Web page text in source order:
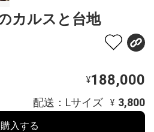
カルスと台地
¥188,000
配送：Lサイズ ¥ 3,800
購入する